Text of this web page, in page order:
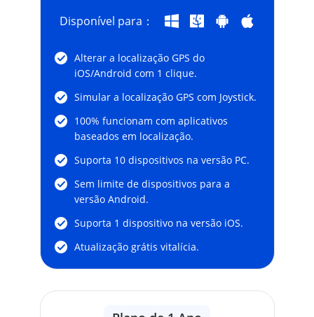
Disponível para：
Alterar a localização GPS do
iOS/Android com 1 clique.
Simular a localização GPS com Joystick.
100% funcionam com aplicativos
baseados em localização.
Suporta 10 dispositivos na versão PC.
Sem limite de dispositivos para a
versão Android.
Suporta 1 dispositivo na versão iOS.
Atualização grátis vitalícia.